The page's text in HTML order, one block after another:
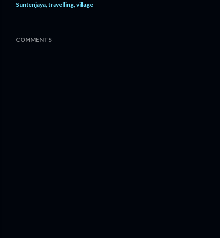
Suntenjaya travelling village
COMMENTS